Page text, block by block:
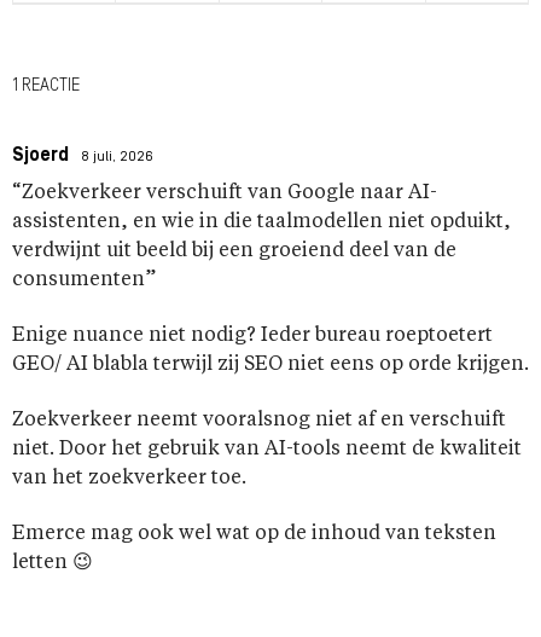
1 REACTIE
Sjoerd 8 juli, 2026
“Zoekverkeer verschuift van Google naar AI-
assistenten, en wie in die taalmodellen niet opduikt,
verdwijnt uit beeld bij een groeiend deel van de
consumenten”
Enige nuance niet nodig? Ieder bureau roeptoetert
GEO/ AI blabla terwijl zij SEO niet eens op orde krijgen.
Zoekverkeer neemt vooralsnog niet af en verschuift
niet. Door het gebruik van AI-tools neemt de kwaliteit
van het zoekverkeer toe.
Emerce mag ook wel wat op de inhoud van teksten
letten 😉